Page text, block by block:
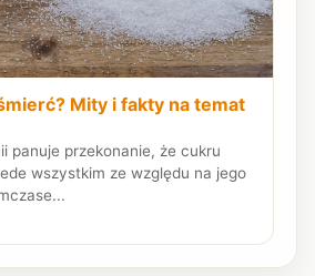
Mity i fakty na temat
panuje przekonanie, że cukru
wszystkim ze względu na jego